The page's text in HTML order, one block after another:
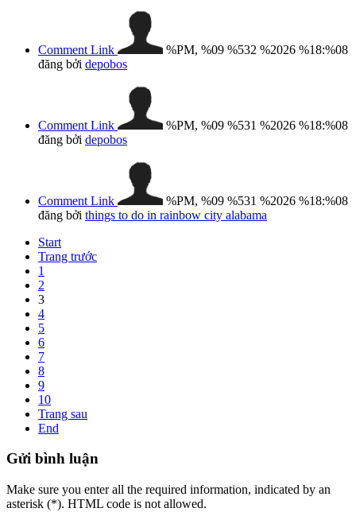
Comment Link
%PM, %09 %532 %2026 %18:%08
đăng bởi depobos
Comment Link
%PM, %09 %531 %2026 %18:%08
đăng bởi depobos
Comment Link
%PM, %09 %531 %2026 %18:%08
đăng bởi things to do in rainbow city alabama
Start
Trang trước
1
2
3
4
5
6
7
8
9
10
Trang sau
End
Gửi bình luận
Make sure you enter all the required information, indicated by an
asterisk (*). HTML code is not allowed.